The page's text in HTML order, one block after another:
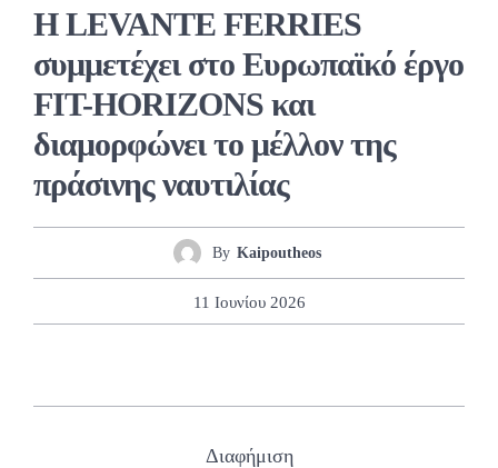
Η LEVANTE FERRIES
συμμετέχει στο Ευρωπαϊκό έργο
FIT-HORIZONS και
διαμορφώνει το μέλλον της
πράσινης ναυτιλίας
By Kaipoutheos
11 Ιουνίου 2026
Διαφήμιση